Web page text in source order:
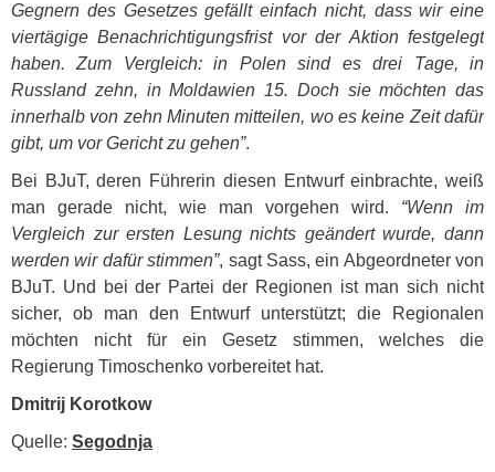
Gegnern des Gesetzes gefällt einfach nicht, dass wir eine
viertägige Benachrichtigungsfrist vor der Aktion festgelegt
haben. Zum Vergleich: in Polen sind es drei Tage, in
Russland zehn, in Moldawien 15. Doch sie möchten das
innerhalb von zehn Minuten mitteilen, wo es keine Zeit dafür
gibt, um vor Gericht zu gehen”.
Bei BJuT, deren Führerin diesen Entwurf einbrachte, weiß
man gerade nicht, wie man vorgehen wird. “Wenn im
Vergleich zur ersten Lesung nichts geändert wurde, dann
werden wir dafür stimmen”, sagt Sass, ein Abgeordneter von
BJuT. Und bei der Partei der Regionen ist man sich nicht
sicher, ob man den Entwurf unterstützt; die Regionalen
möchten nicht für ein Gesetz stimmen, welches die
Regierung Timoschenko vorbereitet hat.
Dmitrij Korotkow
Quelle: Segodnja